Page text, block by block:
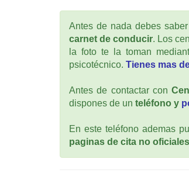
Antes de nada debes
carnet de conducir. Los
la foto te la toman
psicotécnico. Tienes mas
Antes de contactar con
dispones de un teléfono y
En este teléfono ademas
paginas de cita no